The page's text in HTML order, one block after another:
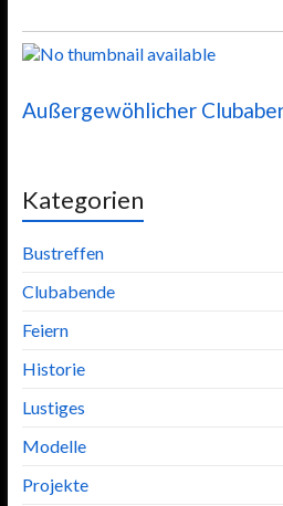
Außergewöhlicher
Kategorien
Bustreffen
Clubabende
Feiern
Historie
Lustiges
Modelle
Projekte